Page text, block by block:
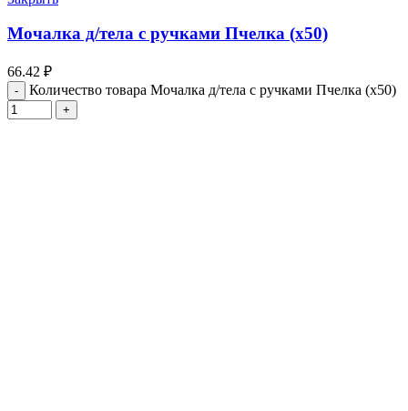
Мочалка д/тела с ручками Пчелка (х50)
66.42 ₽
Количество товара Мочалка д/тела с ручками Пчелка (х50)